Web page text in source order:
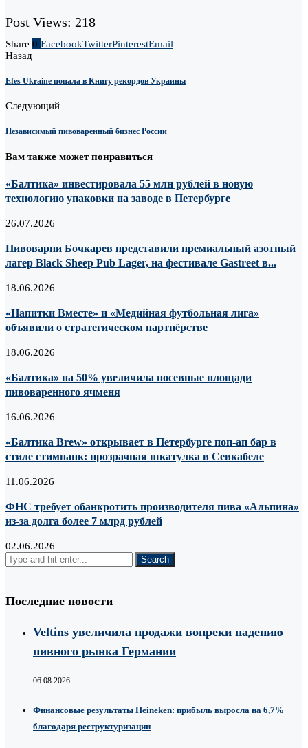
Post Views: 218
Share 0 FacebookTwitterPinterestEmail
Назад
Efes Ukraine попала в Книгу рекордов Украины
Следующий
Независимый пивоваренный бизнес России
Вам также может понравиться
«Балтика» инвестировала 55 млн рублей в новую
технологию упаковки на заводе в Петербурге
26.07.2026
Пивоварни Бочкарев представили премиальный азотный
лагер Black Sheep Pub Lager, на фестивале Gastreet в...
18.06.2026
«Напитки Вместе» и «Медийная футбольная лига»
объявили о стратегическом партнёрстве
18.06.2026
«Балтика» на 50% увеличила посевные площади
пивоваренного ячменя
16.06.2026
«Балтика Brew» открывает в Петербурге поп-ап бар в
стиле стимпанк: прозрачная шкатулка в Севкабеле
11.06.2026
ФНС требует обанкротить производителя пива «Альпина»
из-за долга более 7 млрд рублей
02.06.2026
Последние новости
Veltins увеличила продажи вопреки падению
пивного рынка Германии
06.08.2026
Финансовые результаты Heineken: прибыль выросла на 6,7%
благодаря реструктуризации